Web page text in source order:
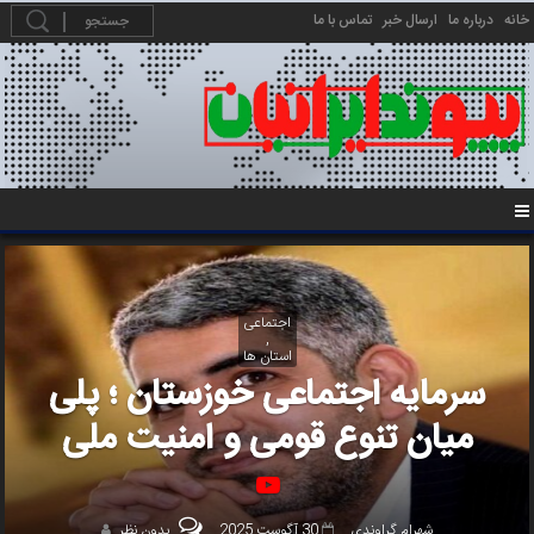
خانه درباره ما ارسال خبر تماس با ما
اجتماعی
,
استان ها
سرمایه اجتماعی خوزستان ؛ پلی
میان تنوع قومی و امنیت ملی